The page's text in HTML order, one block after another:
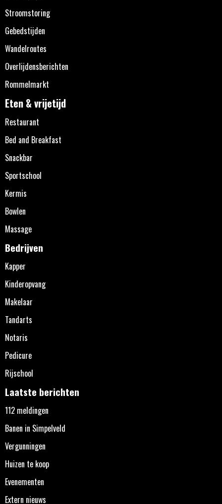
Stroomstoring
Gebedstijden
Wandelroutes
Overlijdensberichten
Rommelmarkt
Eten & vrijetijd
Restaurant
Bed and Breakfast
Snackbar
Sportschool
Kermis
Bowlen
Massage
Bedrijven
Kapper
Kinderopvang
Makelaar
Tandarts
Notaris
Pedicure
Rijschool
Laatste berichten
112 meldingen
Banen in Simpelveld
Vergunningen
Huizen te koop
Evenementen
Extern nieuws